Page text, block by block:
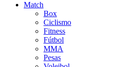
Match
Box
Ciclismo
Fitness
Fútbol
MMA
Pesas